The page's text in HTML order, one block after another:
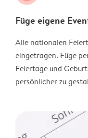
Füge eigene
Alle nationalen
eingetragen. Füge
Feiertage und
persönlicher zu